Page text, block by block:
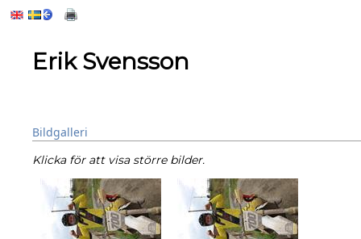
Erik Svensson
Bildgalleri
Klicka för att visa större bilder.